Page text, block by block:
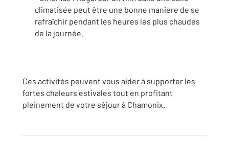
climatisée peut être une bonne manière de se
rafraîchir pendant les heures les plus chaudes
de la journée.
Ces activités peuvent vous aider à supporter les
fortes chaleurs estivales tout en profitant
pleinement de votre séjour à Chamonix.